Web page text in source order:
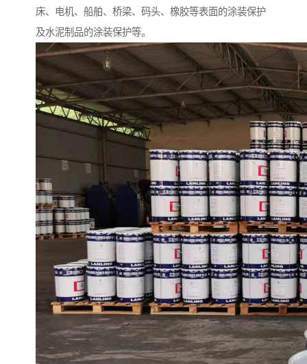
床、电机、船舶、桥梁、码头、橡胶等表面的涂装保护
及水泥制品的涂装保护等。